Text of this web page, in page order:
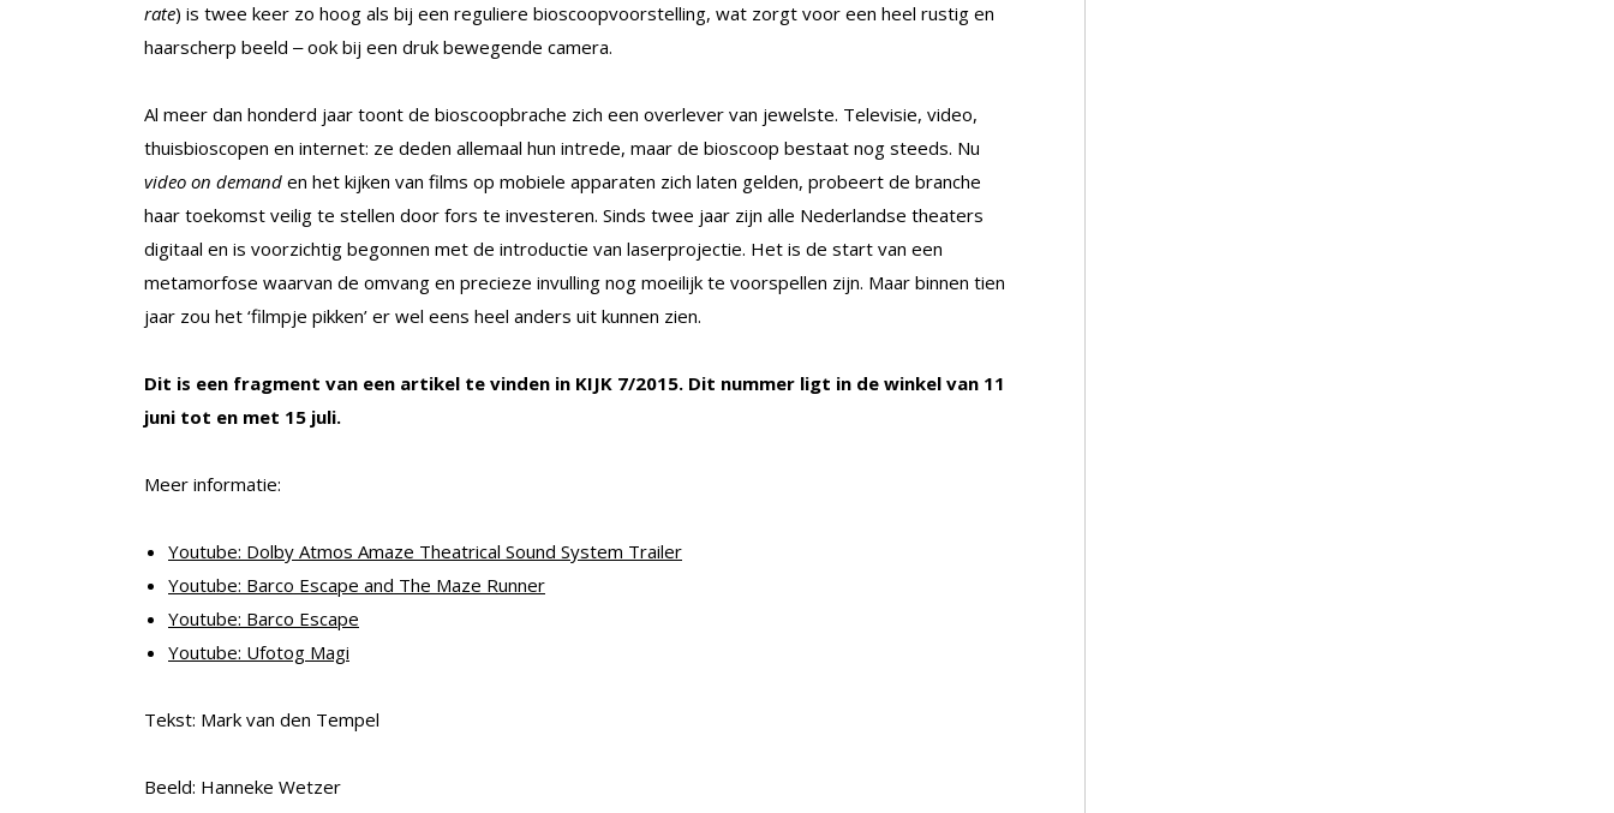
rate) is twee keer zo hoog als bij een reguliere bioscoopvoorstelling, wat zorgt voor een heel rustig en
haarscherp beeld ‒ ook bij een druk bewegende camera.
Al meer dan honderd jaar toont de bioscoopbrache zich een overlever van jewelste. Televisie, video,
thuisbioscopen en internet: ze deden allemaal hun intrede, maar de bioscoop bestaat nog steeds. Nu
video on demand en het kijken van films op mobiele apparaten zich laten gelden, probeert de branche
haar toekomst veilig te stellen door fors te investeren. Sinds twee jaar zijn alle Nederlandse theaters
digitaal en is voorzichtig begonnen met de introductie van laserprojectie. Het is de start van een
metamorfose waarvan de omvang en precieze invulling nog moeilijk te voorspellen zijn. Maar binnen tien
jaar zou het ‘filmpje pikken’ er wel eens heel anders uit kunnen zien.
Dit is een fragment van een artikel te vinden in KIJK 7/2015. Dit nummer ligt in de winkel van 11
juni tot en met 15 juli.
Meer informatie:
Youtube: Dolby Atmos Amaze Theatrical Sound System Trailer
Youtube: Barco Escape and The Maze Runner
Youtube: Barco Escape
Youtube: Ufotog Magi
Tekst: Mark van den Tempel
Beeld: Hanneke Wetzer